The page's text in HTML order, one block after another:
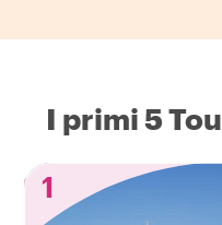
I primi 5
1